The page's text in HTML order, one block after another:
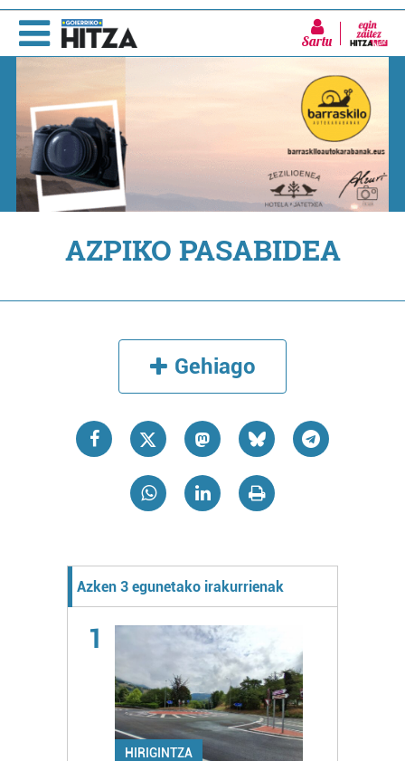
Sartu
AZPIKO PASABIDEA
Gehiago
Azken 3 egunetako irakurrienak
1
HIRIGINTZA